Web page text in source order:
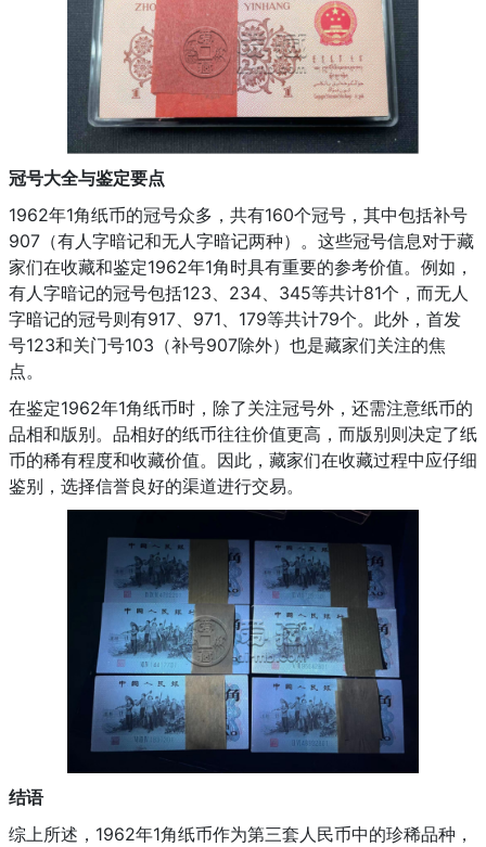
冠号大全与鉴定要点
1962年1角纸币的冠号众多，共有160个冠号，其中包括补号
907（有人字暗记和无人字暗记两种）。这些冠号信息对于藏
家们在收藏和鉴定1962年1角时具有重要的参考价值。例如，
有人字暗记的冠号包括123、234、345等共计81个，而无人
字暗记的冠号则有917、971、179等共计79个。此外，首发
号123和关门号103（补号907除外）也是藏家们关注的焦
点。
在鉴定1962年1角纸币时，除了关注冠号外，还需注意纸币的
品相和版别。品相好的纸币往往价值更高，而版别则决定了纸
币的稀有程度和收藏价值。因此，藏家们在收藏过程中应仔细
鉴别，选择信誉良好的渠道进行交易。
结语
综上所述，1962年1角纸币作为第三套人民币中的珍稀品种，